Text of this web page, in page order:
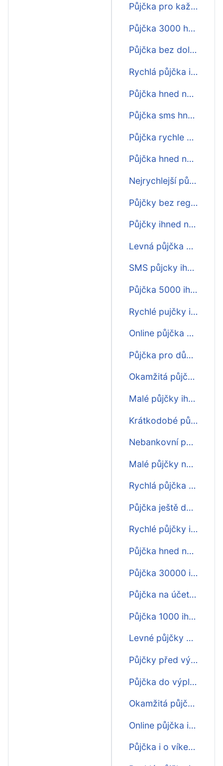
Půjčka pro každého ihned na účet
Půjčka 3000 hned na účet
Půjčka bez doložení příjmu ihned na účet
Rychlá půjčka ihned na účet do hodiny bez registru
Půjčka hned na účet 2000
Půjčka sms hned na účet na op
Půjčka rychle na účet
Půjčka hned na účet na op
Nejrychlejší půjčka ihned na účet
Půjčky bez registru ihned na účet
Půjčky ihned na účet bez registru
Levná půjčka na účet
SMS půjcky ihned na účet
Půjčka 5000 ihned na účet
Rychlé pujčky ihned na účet bez poplatků
Online půjčka na účet hned
Půjčka pro důchodce na účet
Okamžitá půjčka na účet
Malé půjčky ihned na účet
Krátkodobé půjčky ihned na účet
Nebankovní půjčka ihned na účet
Malé půjčky na účet
Rychlá půjčka na účet bez 1kč
Půjčka ještě dnes na účet
Rychlé půjčky ihned na účet
Půjčka hned na účet
Půjčka 30000 ihned na účet
Půjčka na účet hned
Půjčka 1000 ihned na účet
Levné půjčky na účet
Půjčky před výplatou ihned na účet
Půjčka do výplaty bez registru ihned na účet
Okamžitá půjčka ihned na účet
Online půjčka ihned na účet
Půjčka i o víkendu na účet